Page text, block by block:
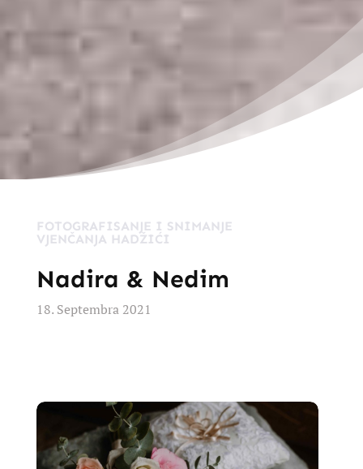
FOTOGRAFISANJE I SNIMANJE
VJENČANJA HADŽIĆI
Nadira & Nedim
18. Septembra 2021